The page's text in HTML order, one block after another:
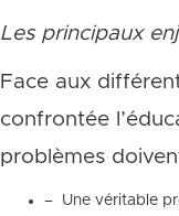
Les principaux
Face aux
confrontée
problèmes
– Une véritable